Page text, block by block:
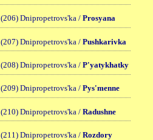
(206) Dnipropetrovs'ka / Prosyana
(207) Dnipropetrovs'ka / Pushkarivka
(208) Dnipropetrovs'ka / P'yatykhatky
(209) Dnipropetrovs'ka / Pys'menne
(210) Dnipropetrovs'ka / Radushne
(211) Dnipropetrovs'ka / Rozdory